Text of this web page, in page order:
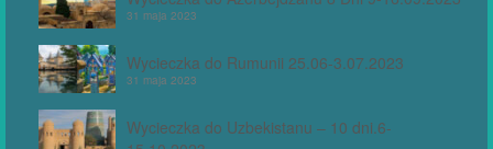
31 maja 2023
Wycieczka do Rumunii 25.06-3.07.2023
31 maja 2023
Wycieczka do Uzbekistanu – 10 dni.6-